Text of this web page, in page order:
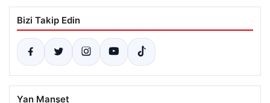
Bizi Takip Edin
Yan Manşet